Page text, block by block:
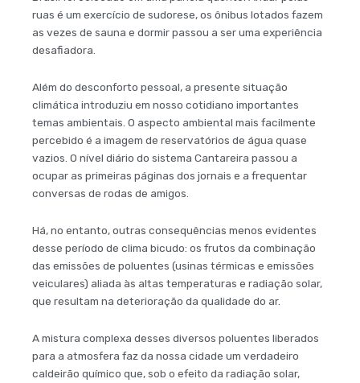
ruas é um exercício de sudorese, os ônibus lotados fazem
as vezes de sauna e dormir passou a ser uma experiência
desafiadora.
Além do desconforto pessoal, a presente situação
climática introduziu em nosso cotidiano importantes
temas ambientais. O aspecto ambiental mais facilmente
percebido é a imagem de reservatórios de água quase
vazios. O nível diário do sistema Cantareira passou a
ocupar as primeiras páginas dos jornais e a frequentar
conversas de rodas de amigos.
Há, no entanto, outras consequências menos evidentes
desse período de clima bicudo: os frutos da combinação
das emissões de poluentes (usinas térmicas e emissões
veiculares) aliada às altas temperaturas e radiação solar,
que resultam na deterioração da qualidade do ar.
A mistura complexa desses diversos poluentes liberados
para a atmosfera faz da nossa cidade um verdadeiro
caldeirão químico que, sob o efeito da radiação solar,